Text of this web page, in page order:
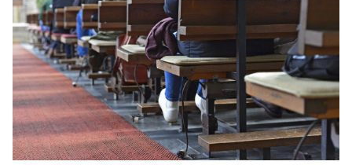
GOTTESDIENST MIT WÄRMENDEN DECKEN